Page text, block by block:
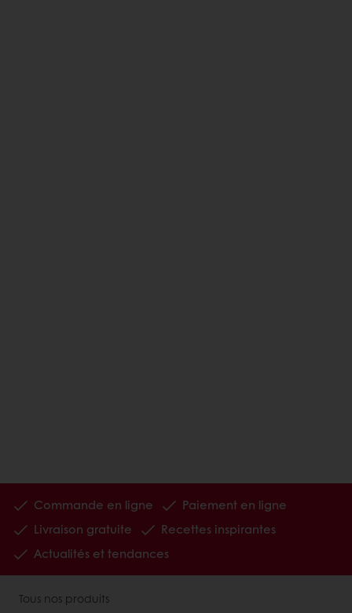
Commande en ligne
Paiement en ligne
Livraison gratuite
Recettes inspirantes
Actualités et tendances
Tous nos produits